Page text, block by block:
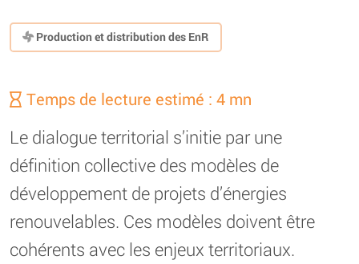
Production et distribution des EnR
Temps de lecture estimé : 4 mn
Le dialogue territorial s’initie par une
définition collective des modèles de
développement de projets d’énergies
renouvelables. Ces modèles doivent être
cohérents avec les enjeux territoriaux.